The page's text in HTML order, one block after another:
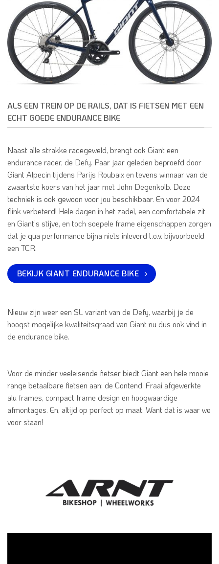
ALS EEN TREIN OP DE RAILS, DAT IS FIETSEN MET EEN
ECHT GOEDE ENDURANCE BIKE
Naast alle strakke racegeweld, brengt ook Giant een
endurance racer, de Defy. Paar jaar geleden beproefd door
Giant Alpecin tijdens Parijs Roubaix en tevens winnaar van de
zwaartste koers van het jaar met John Degenkolb. Deze
techniek is ook gewoon voor jou beschikbaar. En voor 2024
flink verbeterd! Hele dagen in het zadel, een comfortabele zit
en Giant’s stijve, en toch soepele frame eigenschappen zorgen
dat je qua performance bijna niets inleverd t.o.v. bijvoorbeeld
een TCR.
BEKIJK GIANT ENDURANCE BIKE
Nieuw zijn weer een SL variant van de Defy, waarbij je de
hoogst mogelijke kwaliteitsgraad van Giant nu dus ook vind in
de endurance bike.
Voor de minder veeleisende fietser biedt Giant een hele mooie
range betaalbare fietsen aan: de Contend. Fraai afgewerkte
alu frames, compact frame design en hoogwaardige
afmontages. En, altijd op perfect op maat. Want dat is waar we
voor staan!